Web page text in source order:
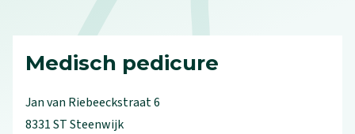
Medisch pedicure
Jan van Riebeeckstraat6
8331 STSteenwijk